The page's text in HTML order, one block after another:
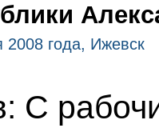
2008 года, Ижевск
С